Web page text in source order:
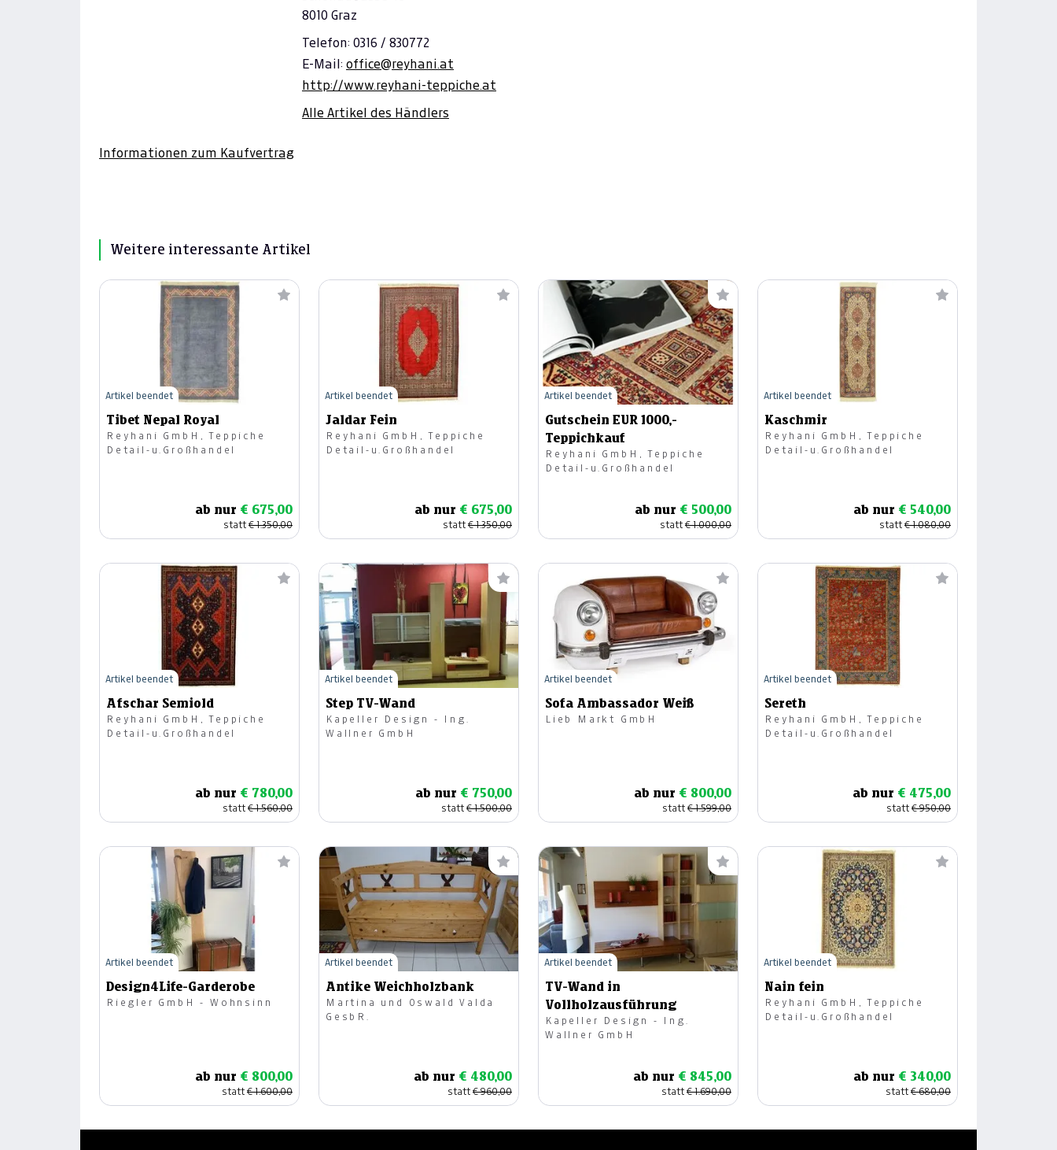
8010 Graz
Telefon: 0316 / 830772
E-Mail: office@reyhani.at
http://www.reyhani-teppiche.at
Alle Artikel des Händlers
Informationen zum Kaufvertrag
Weitere interessante Artikel
Tibet Nepal Royal
Reyhani GmbH, Teppiche
Detail-u.Großhandel
ab nur € 675,00
statt€ 1.350,00
Artikel beendet
Jaldar Fein
Reyhani GmbH, Teppiche
Detail-u.Großhandel
ab nur € 675,00
statt€ 1.350,00
Artikel beendet
Gutschein EUR 1000,-
Teppichkauf
Reyhani GmbH, Teppiche
Detail-u.Großhandel
ab nur € 500,00
statt€ 1.000,00
Artikel beendet
Kaschmir
Reyhani GmbH, Teppiche
Detail-u.Großhandel
ab nur € 540,00
statt€ 1.080,00
Artikel beendet
Afschar Semiold
Reyhani GmbH, Teppiche
Detail-u.Großhandel
ab nur € 780,00
statt€ 1.560,00
Artikel beendet
Step TV-Wand
Kapeller Design - Ing.
Wallner GmbH
ab nur € 750,00
statt€ 1.500,00
Artikel beendet
Sofa Ambassador Weiß
Lieb Markt GmbH
ab nur € 800,00
statt€ 1.599,00
Artikel beendet
Sereth
Reyhani GmbH, Teppiche
Detail-u.Großhandel
ab nur € 475,00
statt€ 950,00
Artikel beendet
Design4Life-Garderobe
Riegler GmbH - Wohnsinn
ab nur € 800,00
statt€ 1.600,00
Artikel beendet
Antike Weichholzbank
Martina und Oswald Valda
GesbR.
ab nur € 480,00
statt€ 960,00
Artikel beendet
TV-Wand in
Vollholzausführung
Kapeller Design - Ing.
Wallner GmbH
ab nur € 845,00
statt€ 1.690,00
Artikel beendet
Nain fein
Reyhani GmbH, Teppiche
Detail-u.Großhandel
ab nur € 340,00
statt€ 680,00
Artikel beendet